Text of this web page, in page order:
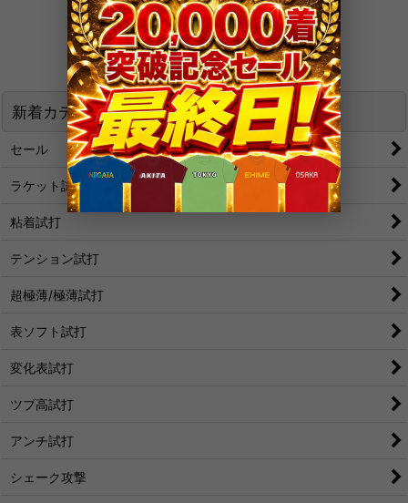
What's New
新着カテゴリ
セール
ラケット試打
粘着試打
テンション試打
超極薄/極薄試打
表ソフト試打
変化表試打
ツブ高試打
アンチ試打
シェーク攻撃